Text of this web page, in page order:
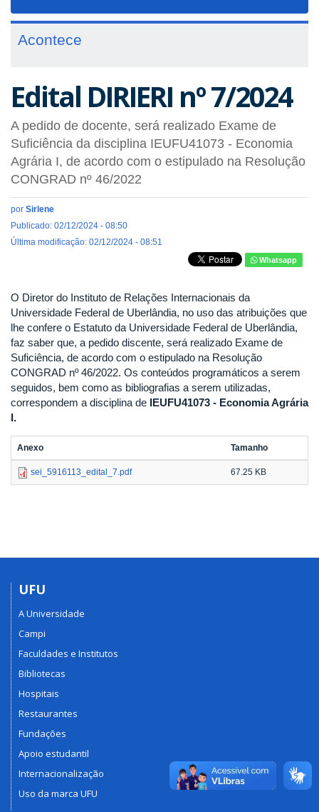
Acontece
Edital DIRIERI nº 7/2024
A pedido de docente, será realizado Exame de
Suficiência da disciplina IEUFU41073 - Economia
Agrária I, de acordo com o estipulado na Resolução
CONGRAD nº 46/2022
por Sirlene
Publicado: 02/12/2024 - 08:50
Última modificação: 02/12/2024 - 08:51
Whatsapp
O Diretor do Instituto de Relações Internacionais da
Universidade Federal de Uberlândia, no uso das atribuições que
lhe confere o Estatuto da Universidade Federal de Uberlândia,
faz saber que, a pedido discente, será realizado Exame de
Suficiência, de acordo com o estipulado na Resolução
CONGRAD nº 46/2022. Os conteúdos programáticos a serem
seguidos, bem como as bibliografias a serem utilizadas,
correspondem a disciplina de IEUFU41073 - Economia Agrária
I.
Anexo Tamanho
sei_5916113_edital_7.pdf 67.25 KB
UFU
A Universidade
Campi
Faculdades e Institutos
Bibliotecas
Hospitais
Restaurantes
Fundações
Apoio estudantil
Internacionalização
Uso da marca UFU